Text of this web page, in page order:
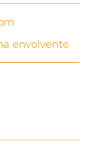
envolvente